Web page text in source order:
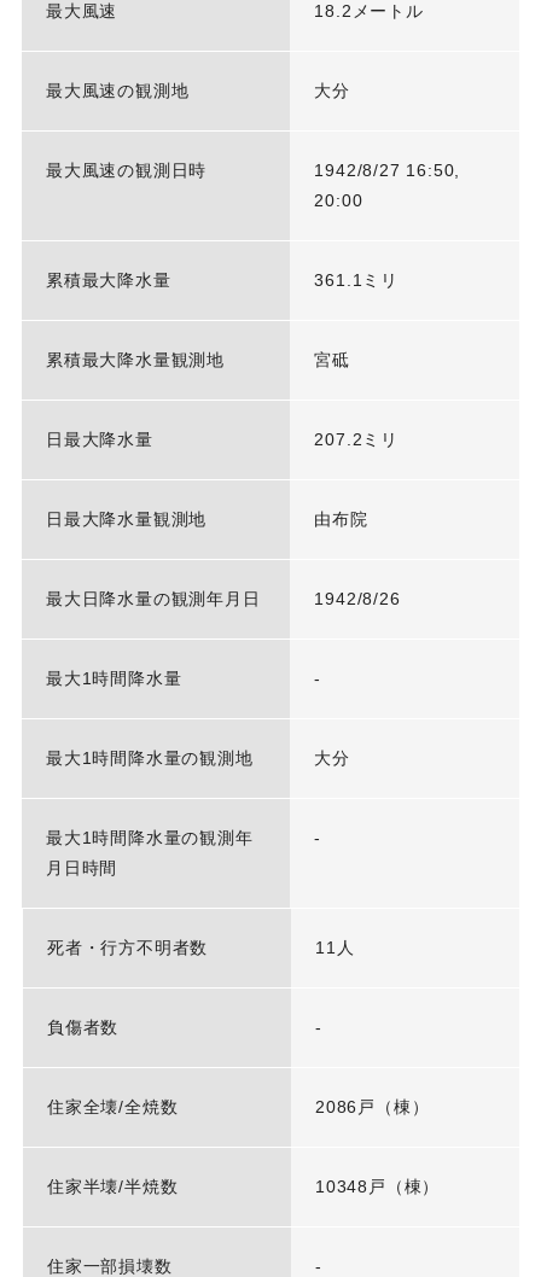
最大風速 18.2メートル
最大風速の観測地 大分
最大風速の観測日時
1942/8/27 16:50,
20:00
累積最大降水量 361.1ミリ
累積最大降水量観測地 宮砥
日最大降水量 207.2ミリ
日最大降水量観測地 由布院
最大日降水量の観測年月日 1942/8/26
最大1時間降水量 -
最大1時間降水量の観測地 大分
最大1時間降水量の観測年
月日時間
-
死者・行方不明者数 11人
負傷者数 -
住家全壊/全焼数 2086戸（棟）
住家半壊/半焼数 10348戸（棟）
住家一部損壊数 -